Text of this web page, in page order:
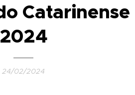
Catarinense
2024
24/02/2024